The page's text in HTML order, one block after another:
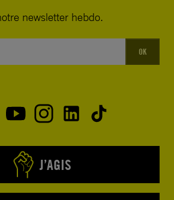
newsletter hebdo.
OK
J’AGIS